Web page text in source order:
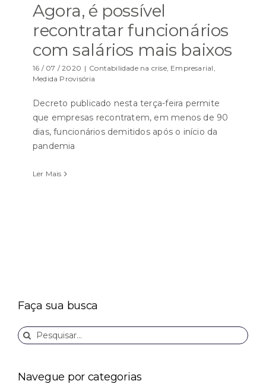
Agora, é possível
recontratar funcionários
com salários mais baixos
16 / 07 / 2020 | Contabilidade na crise, Empresarial,
Medida Provisória
Decreto publicado nesta terça-feira permite
que empresas recontratem, em menos de 90
dias, funcionários demitidos após o início da
pandemia
Ler Mais
Faça sua busca
Buscar
resultados
Navegue por categorias